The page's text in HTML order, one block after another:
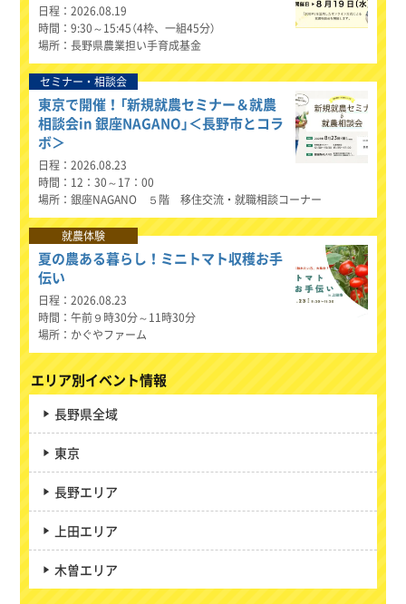
日程
2026.08.19
時間
9:30～15:45（4枠、一組45分）
場所
長野県農業担い手育成基金
セミナー・相談会
東京で開催！「新規就農セミナー＆就農
相談会in 銀座NAGANO」＜長野市とコラ
ボ＞
日程
2026.08.23
時間
12：30～17：00
場所
銀座NAGANO ５階 移住交流・就職相談コーナー
就農体験
夏の農ある暮らし！ミニトマト収穫お手
伝い
日程
2026.08.23
時間
午前９時30分～11時30分
場所
かぐやファーム
エリア別イベント情報
長野県全域
東京
長野エリア
上田エリア
木曽エリア